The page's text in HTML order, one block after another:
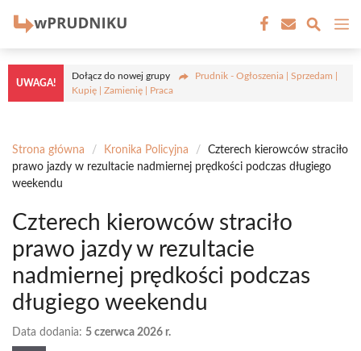
treści
UWAGA!
Dołącz do nowej grupy
Prudnik - Ogłoszenia | Sprzedam |
Kupię | Zamienię | Praca
Strona główna / Kronika Policyjna /
Czterech kierowców straciło
prawo jazdy w rezultacie nadmiernej prędkości podczas długiego
weekendu
Czterech kierowców straciło
prawo jazdy w rezultacie
nadmiernej prędkości podczas
długiego weekendu
Data dodania: 5 czerwca 2026 r.